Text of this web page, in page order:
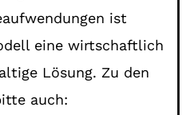
ist
eine wirtschaftlich
Lösung. Zu den
auch: